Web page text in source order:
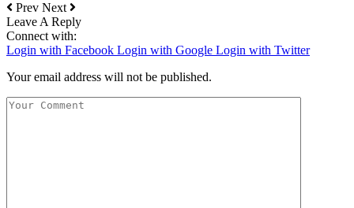
Prev Next
Leave A Reply
Connect with:
Login with Facebook Login with Google Login with Twitter
Your email address will not be published.